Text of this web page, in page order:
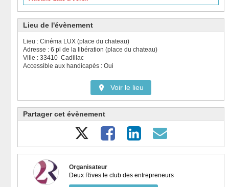
Lieu de l'évènement
Lieu : Cinéma LUX (place du chateau)
Adresse : 6 pl de la libération (place du chateau)
Ville : 33410 Cadillac
Accessible aux handicapés : Oui
Voir le lieu
Partager cet évènement
Organisateur
Deux Rives le club des entrepreneurs